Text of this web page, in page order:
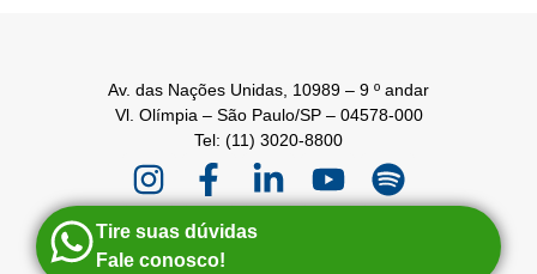
Av. das Nações Unidas, 10989 – 9 º andar
Vl. Olímpia – São Paulo/SP – 04578-000
Tel: (11) 3020-8800
Tire suas dúvidas
Fale conosco!